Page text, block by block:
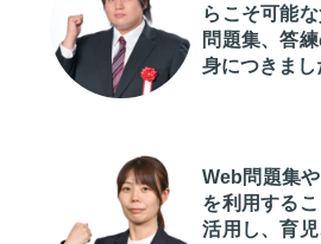
らこそ可能な
問題集、答
身につきまし
Web問題集
を利用する
活用し、育